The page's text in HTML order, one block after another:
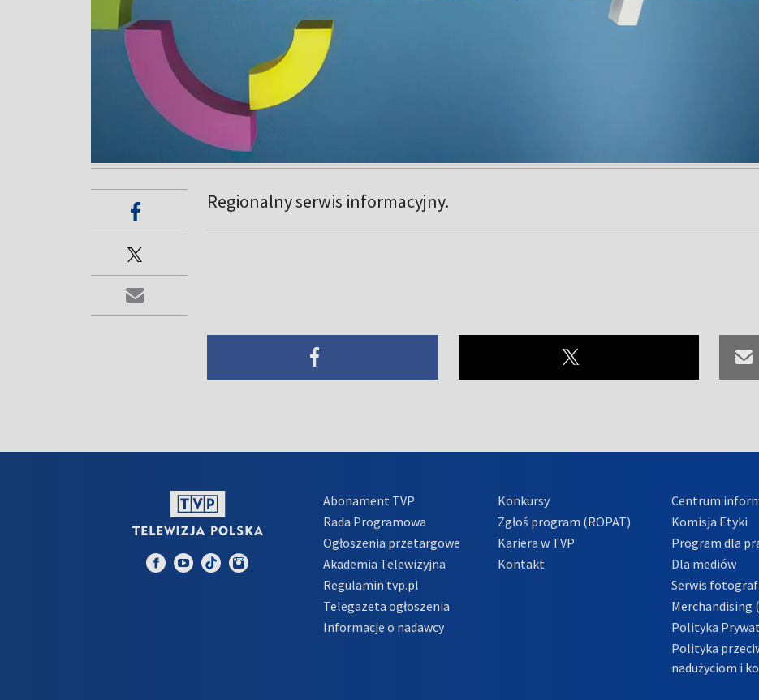
Regionalny serwis informacyjny.
Abonament TVP
Rada Programowa
Ogłoszenia przetargowe
Akademia Telewizyjna
Regulamin tvp.pl
Telegazeta ogłoszenia
Informacje o nadawcy
Konkursy
Zgłoś program (ROPAT)
Kariera w TVP
Kontakt
Centrum
Komisja Etyki
Program dla
Dla mediów
Serwis
Merchandising
Polityka
Polityka
nadużyciom i